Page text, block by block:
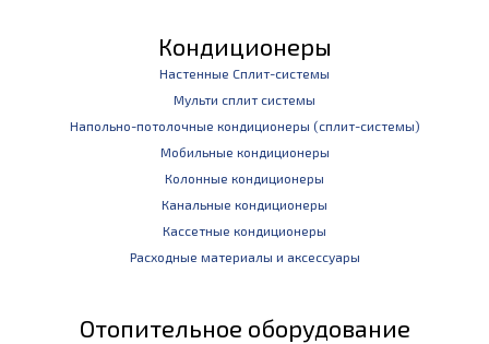
Кондиционеры
Настенные Сплит-системы
Мульти сплит системы
Напольно-потолочные кондиционеры (сплит-системы)
Мобильные кондиционеры
Колонные кондиционеры
Канальные кондиционеры
Кассетные кондиционеры
Расходные материалы и аксессуары
Отопительное оборудование